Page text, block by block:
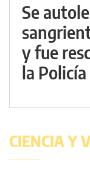
Se
y fue
la Policía
CIENCIA Y